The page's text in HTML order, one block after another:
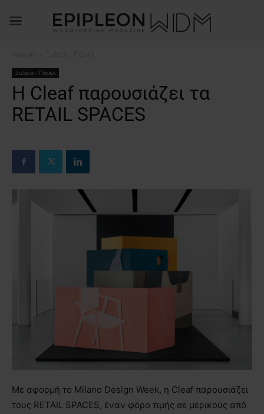
Ξυλεία - Πάνελ
H Cleaf παρουσιάζει τα
RETAIL SPACES
Με αφορμή το Milano Design Week, η Cleaf παρουσιάζει
τους RETAIL SPACES, έναν φόρο τιμής σε μερικούς από